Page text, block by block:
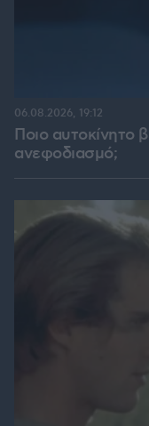
Ποιο αυτοκίνητο
ανεφοδιασμό;
06.08.2026, 19:12